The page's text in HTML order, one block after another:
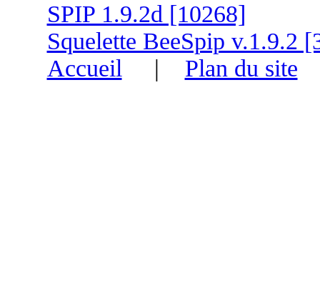
SPIP 1.9.2d [10268]
Squelette BeeSpip v.1.9.2
Accueil | Plan du site